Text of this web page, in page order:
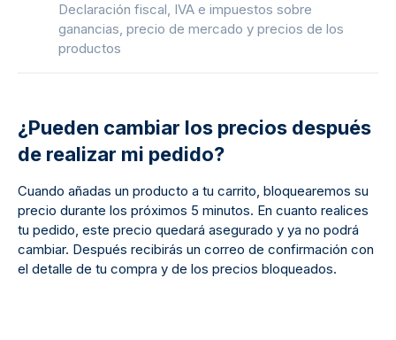
Declaración fiscal, IVA e impuestos sobre
ganancias, precio de mercado y precios de los
productos
¿Pueden cambiar los precios después
de realizar mi pedido?
Cuando añadas un producto a tu carrito, bloquearemos su
precio durante los próximos 5 minutos. En cuanto realices
tu pedido, este precio quedará asegurado y ya no podrá
cambiar. Después recibirás un correo de confirmación con
el detalle de tu compra y de los precios bloqueados.